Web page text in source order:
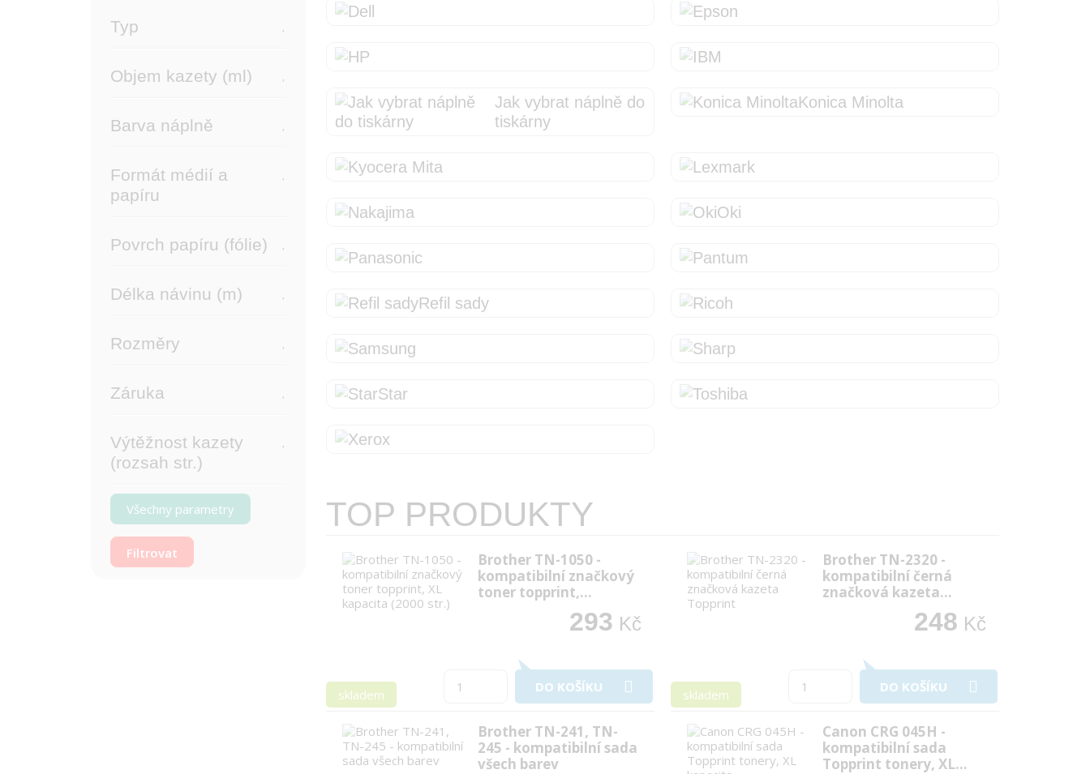
Typ
Objem kazety (ml)
Barva náplně
Formát médií a
papíru
Povrch papíru (fólie)
Délka návinu (m)
Rozměry
Záruka
Výtěžnost kazety
(rozsah str.)
Všechny parametry
Jak vybrat náplně do
tiskárny
Konica Minolta
Oki
Refil sady
Star
TOP PRODUKTY
Brother TN-1050 -
kompatibilní značkový
toner topprint,…
293 Kč
DO KOŠÍKU
skladem
Brother TN-2320 -
kompatibilní černá
značková kazeta…
248 Kč
DO KOŠÍKU
skladem
Brother TN-241, TN-
245 - kompatibilní sada
všech barev
Canon CRG 045H -
kompatibilní sada
Topprint tonery, XL…